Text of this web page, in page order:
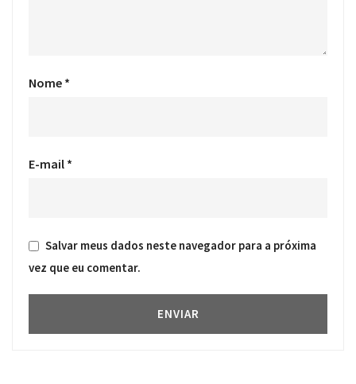
Nome *
E-mail *
Salvar meus dados neste navegador para a próxima
vez que eu comentar.